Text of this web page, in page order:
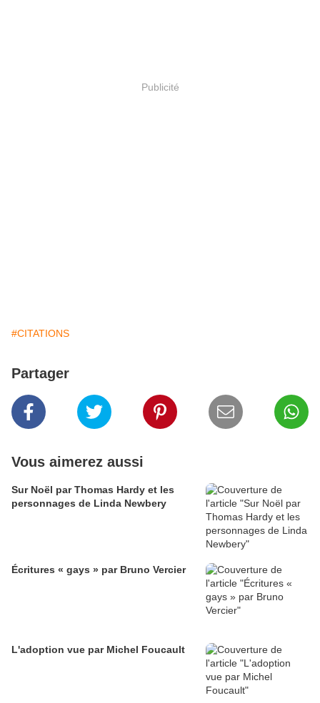
Publicité
#CITATIONS
Partager
Vous aimerez aussi
Sur Noël par Thomas Hardy et les
personnages de Linda Newbery
Écritures « gays » par Bruno Vercier
L'adoption vue par Michel Foucault